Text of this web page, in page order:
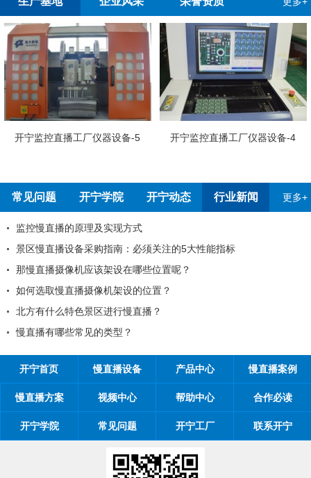
直播工厂仪器设备-5 开宁监控直播工厂仪器设备-4 开宁
常见问题 开宁学院 开宁动态 行业新闻 更多+
厂家
验有影响吗
景区慢直播设备采购指南：必须
那慢直播摄像机应该架设在哪些
如何选取慢直播摄像机架设的位
开宁首页 慢直播设备 产品中心 慢直播案例
慢直播方案 视频中心 帮助中心 合作必读
开宁学院 常见问题 开宁工厂 联系开宁